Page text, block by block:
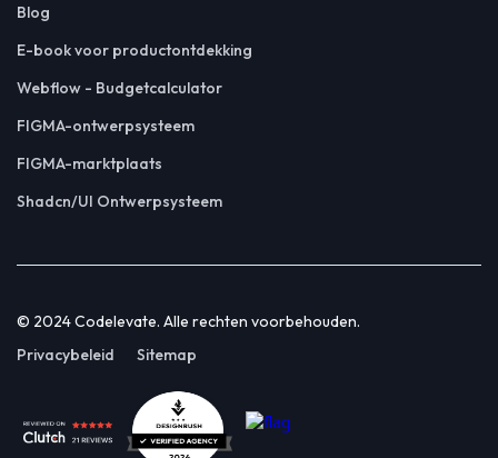
Blog
E-book voor productontdekking
Webflow - Budgetcalculator
FIGMA-ontwerpsysteem
FIGMA-marktplaats
Shadcn/UI Ontwerpsysteem
© 2024 Codelevate. Alle rechten voorbehouden.
Privacybeleid
Sitemap